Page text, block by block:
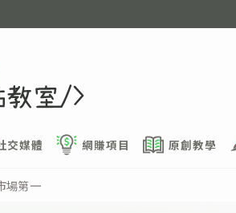
交媒體 網賺項目 原創教學
場第一